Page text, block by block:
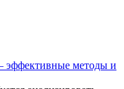
эффективные методы и